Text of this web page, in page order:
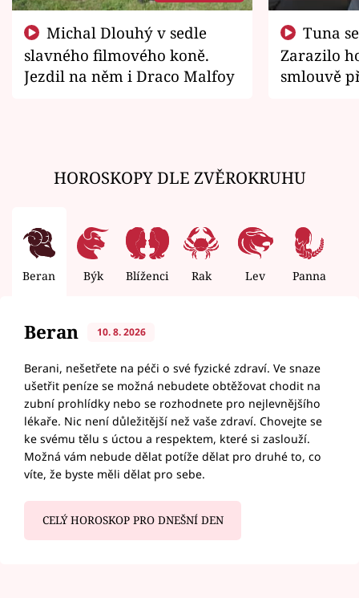
slavného filmového koně.
Jezdil na něm i Draco Malfoy
Zarazilo
smlouvě
HOROSKOPY DLE ZVĚROKRUHU
Beran Býk Blíženci Rak Lev Panna
Beran 10. 8. 2026
Berani, nešetřete na péči o své fyzické zdraví. Ve snaze
ušetřit peníze se možná nebudete obtěžovat chodit na
zubní prohlídky nebo se rozhodnete pro nejlevnějšího
lékaře. Nic není důležitější než vaše zdraví. Chovejte se
ke svému tělu s úctou a respektem, které si zaslouží.
Možná vám nebude dělat potíže dělat pro druhé to, co
víte, že byste měli dělat pro sebe.
CELÝ HOROSKOP PRO DNEŠNÍ DEN